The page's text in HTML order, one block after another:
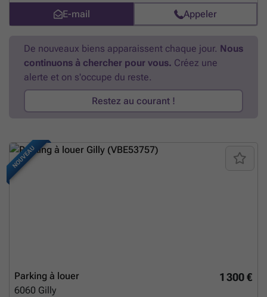
m • Partie arrière : 4,43 m ✔ Accès aisé pour véhicules utilitaires ⚙️
Équipements : ✔ Électricité présente ❌ Pas de chauffage 💰
Conditions : 💰 Loyer : 1.500 €/mois ⚡ Provision charges (électricité) :
(frais partagés) 📅 Disponibilité : immédiate ✨ Un espace fonctionnel,
bien situé et directement exploitable, idéal pour développer votre
activité ou optimiser votre stockage. 📩 Intéressé(e) ? Contactez Elena
Immo au ### ⚠️ Annonce à titre indicatif et non contractuel, sous
réserve de modification.
E-mail Appeler
De nouveaux biens apparaissent chaque jour. Nous
continuons à chercher pour vous. Créez une
alerte et on s'occupe du reste.
Restez au courant !
NOUVEAU
1 300 €
Parking à louer
6060 Gilly